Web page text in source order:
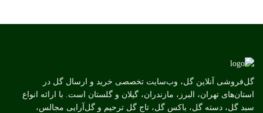
گل‌فروشی آنلاین گل، وب‌سایت تخصصی خرید و ارسال گل در
استان‌های تهران، البرز، مازندران، گیلان و گلستان است. با ارائه انواع
سبد گل، دسته گل، باکس گل، تاج گل ترحیم و گل‌آرایی مجالس،